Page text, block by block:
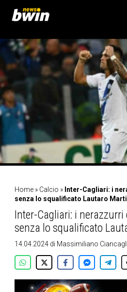
contenuto
Home » Calcio » Inter-Cagliari: i
senza lo squalificato Lautaro
Inter-Cagliari: i
senza lo squalificato
14.04.2024 di Massimiliano